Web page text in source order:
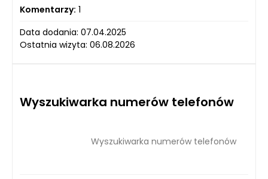
Komentarzy: 1
Data dodania: 07.04.2025
Ostatnia wizyta: 06.08.2026
Wyszukiwarka numerów telefonów
Wyszukiwarka numerów telefonów